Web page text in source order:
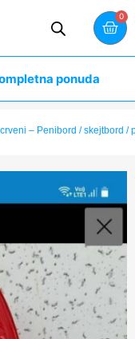
0
ponuda
– Penibord / skejtbord /